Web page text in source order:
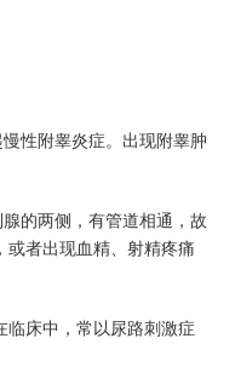
性附睾炎症。出现附睾肿
的两侧，有管道相通，故
或者出现血精、射精疼痛
床中，常以尿路刺激症